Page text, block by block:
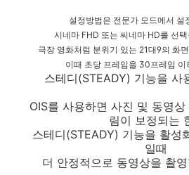
설정방법은 전문가 모드에서 설
시네마 FHD 또는 씨네마 HD를 선
극장 영화처럼 분위기 있는 21대9의 화
이때 초당 프레임을 30프레임 이
스테디(STEADY) 기능을 사
OIS를 사용하면 사진 및 동영
림이 보정되는
스테디(STEADY) 기능을 활성
일때
더 안정적으로 동영상을 촬